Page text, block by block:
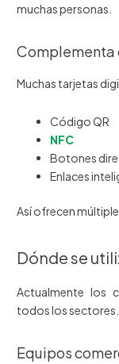
muchas personas.
Complementa
Muchas tarjetas
Código QR
NFC
Botones
Enlaces
Así ofrecen
Dónde se
Actualmente los
todos los sectores.
Equipos